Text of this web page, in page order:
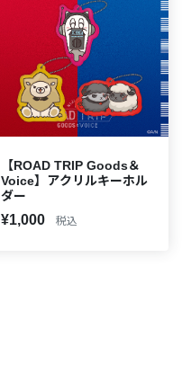
【ROAD TRIP Goods＆
Voice】アクリルキーホル
ダー
¥1,000 税込